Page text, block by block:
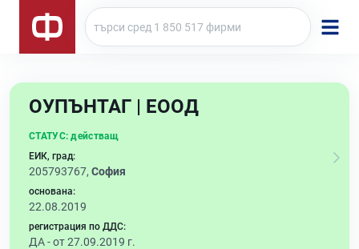
ОУПЪНТАГ | ЕООД
СТАТУС: действащ
ЕИК, град:
205793767, София
основана:
22.08.2019
регистрация по ДДС:
ДА - от 27.09.2019 г.